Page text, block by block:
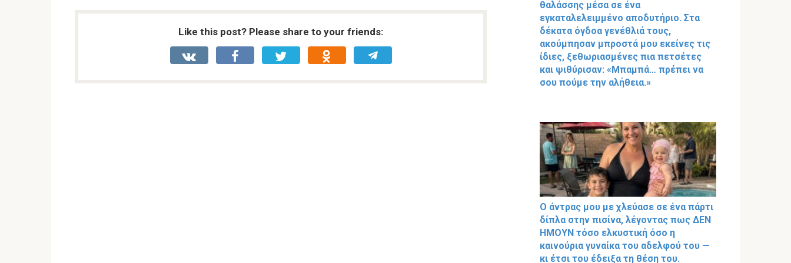
Like this post? Please share to your friends:
θαλάσσης μέσα σε ένα
εγκαταλελειμμένο αποδυτήριο. Στα
δέκατα όγδοα γενέθλιά τους,
ακούμπησαν μπροστά μου εκείνες τις
ίδιες, ξεθωριασμένες πια πετσέτες
και ψιθύρισαν: «Μπαμπά… πρέπει να
σου πούμε την αλήθεια.»
Ο άντρας μου με χλεύασε σε ένα πάρτι
δίπλα στην πισίνα, λέγοντας πως ΔΕΝ
ΗΜΟΥΝ τόσο ελκυστική όσο η
καινούρια γυναίκα του αδελφού του —
κι έτσι του έδειξα τη θέση του.